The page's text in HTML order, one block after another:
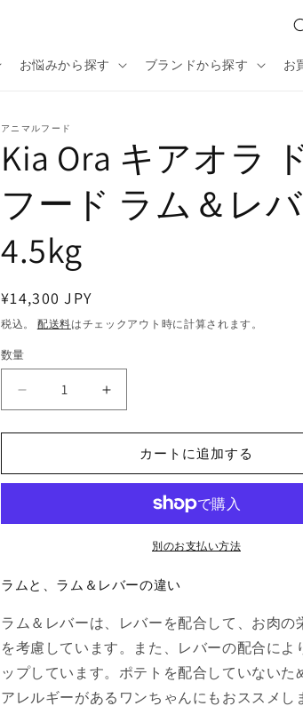
お悩みから探す ブランドから探す お
アニマルフード
Kia Ora キアオラ
フード ラム＆レ
4.5kg
通
常
価
格
¥14,300 JPY
税込。 配送料はチェックアウト時に計算されます。
数
数量
Ora
キ
オ
ド
フ
ド
ラ
ム
＆
Kia
Ora
キ
オ
ド
フ
ド
ラ
ム
＆
カートに追加する
別のお支払い方法
ラムと、ラム＆レバーの違い
ラム＆レバーは、レバーを配合して、お肉の
を考慮しています。また、レバーの配合によ
ップしています。ポテトを配合していないた
アレルギーがあるワンちゃんにもおススメし